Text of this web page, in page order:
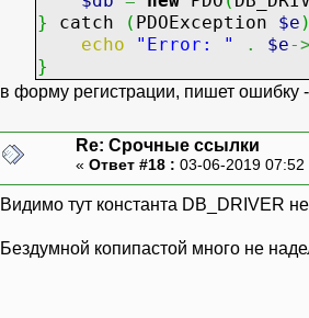
}
catch ( PDOException $e
echo
"Error: " . $e-
}
в форму регистрации, пишет ошибку
Re: Срочные ссылки
« Ответ #18 : 03-06-2019
Видимо тут константа DB_DRIVER
Бездумной копипастой много не